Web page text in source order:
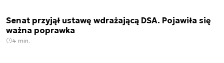
Senat przyjął ustawę wdrażającą DSA. Pojawiła się
ważna poprawka
4 min.